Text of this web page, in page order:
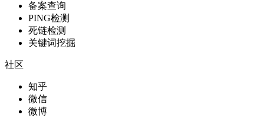
备案查询
PING检测
死链检测
关键词挖掘
社区
知乎
微信
微博